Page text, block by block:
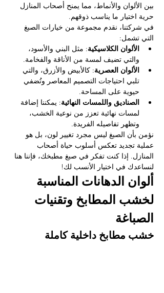
بين الألوان والأنماط، مما يمنح أصحاب المنازل
حرية اختيار ما يناسب ذوقهم.
في شركتنا، نقدم مجموعة من خيارات الصبغ
التي تشمل:
الألوان الكلاسيكية: مثل البني والأسود،
والتي تضيف لمسة من الأناقة والفخامة.
الألوان العصرية: كالأبيض والأزرق، والتي
تلبي احتياجات التصميم المعاصر وتُضفي
حيوية على المساحة.
الصناديق واللمسات النهائية: يمكننا إضافة
لمسات نهائية تعزز من نوعية الخشب،
وتظهر تفاصيله الفريدة.
نؤمن بأن الصبغ ليس مجرد تغيير لون، بل هو
عملية تجديد تعكس أسلوب حياة أصحاب
المنازل. إذا كنت تفكر في صبغ مطبخك، فإننا هنا
لنساعدك في اختيار الأنسب لك!
ألوان الدهانات المناسبة
لخشب المطابخ وتقنيات
الصباغة
خشب مطابخ داخلية كاملة